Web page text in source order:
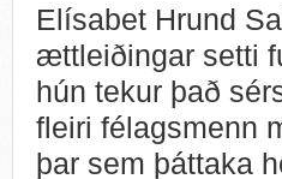
Elísabet Hrund
ættleiðingar setti
hún tekur það
fleiri félagsmenn
þar sem þáttaka